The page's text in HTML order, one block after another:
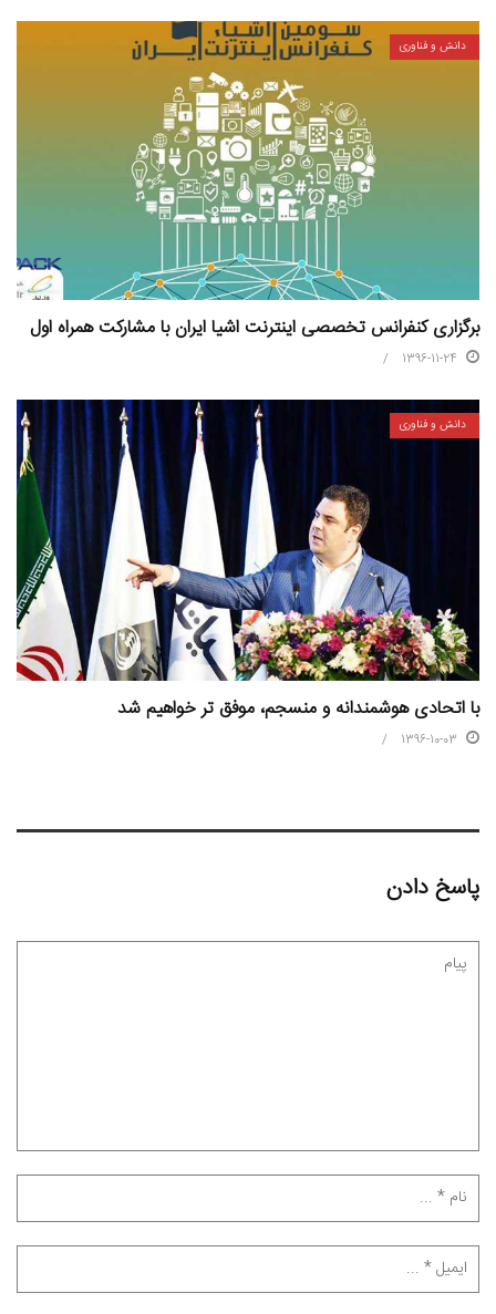
دانش و فناوری
برگزاری کنفرانس تخصصی اینترنت اشیا ایران با مشارکت همراه اول
1396-11-24
دانش و فناوری
با اتحادی هوشمندانه و منسجم، موفق تر خواهیم شد
1396-10-03
پاسخ دادن